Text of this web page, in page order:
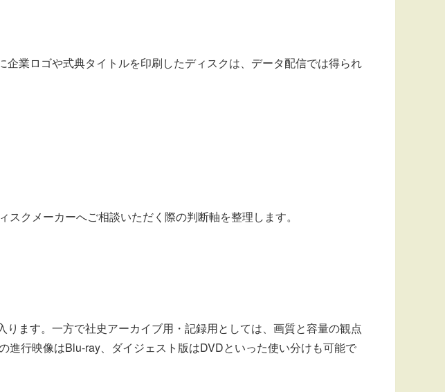
業ロゴや式典タイトルを印刷したディスクは、データ配信では得られ
クメーカーへご相談いただく際の判断軸を整理します。
ます。一方で社史アーカイブ用・記録用としては、画質と容量の観点
行映像はBlu-ray、ダイジェスト版はDVDといった使い分けも可能で